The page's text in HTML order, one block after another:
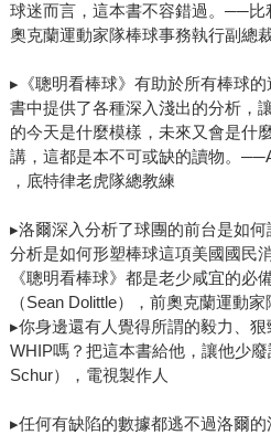
球迷而言，這本書不容錯過。──比
奧克蘭運動家隊棒球事務執行副總
▸《聰明看棒球》有助於所有棒球的
書中提供了各種深入淺出的分析，
的今天是什麼模樣，未來又會是什
講，這都是本不可或缺的讀物。
，底特律老虎隊總教練
▸洛爾深入分析了球團的前台是如
分析是如何形塑棒球這項美國國民
《聰明看棒球》都是老少咸宜的
（Sean Dolittle），前奧克蘭運動
▸你身邊還有人覺得所謂的毅力、
WHIP嗎？把這本書給他，讓他少
Schur），電視製作人
▸任何有缺陷的數據都逃不過洛爾